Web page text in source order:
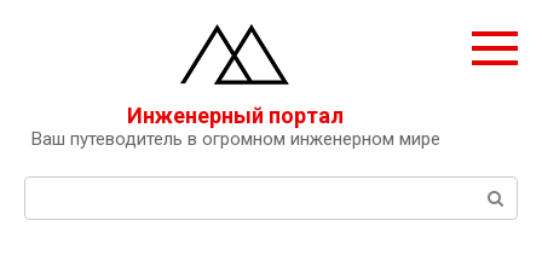
Инженерный портал
Ваш путеводитель в огромном инженерном мире
Поиск: